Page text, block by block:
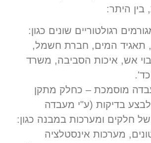
בין היתר:
רגולטוריים שונים כגון:
תאגיד המים, חברת חשמל,
אש, איכות הסביבה, משרד
מוסמכת – כחלק מתקן
בדיקות (ע"י מעבדה
חלקים ומערכות במבנה כגון:
מערכות אינסטלציה